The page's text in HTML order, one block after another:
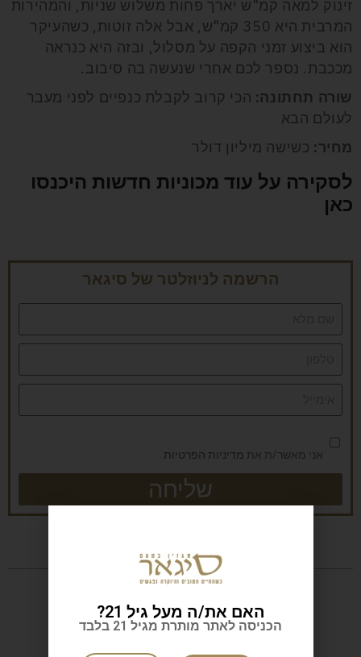
זינוק למאה קמ"ש יארך פחות משלוש שניות, והמהירות
המרבית היא 350 קמ"ש, אבל אלה זוטות, כשהעיקר
הוא ביצוע זמני הקפה על מסלול, ובזה היא כנראה
מככבת. נספר לכם אחרי שנעשה בה סיבוב.
שורה תחתונה: הכי קרוב לקבלת כנפיים לפני מעבר
לעולם הבא
מחיר: כשישה מיליון דולר
לסקירה על עוד מכוניות חדשות היכנסו
כאן
הרשמה לניוזלטר של סיגאר
אני מאשר/ת את מדיניות הפרטיות
שליחה
האם את/ה מעל גיל 21?
הכניסה לאתר מותרת מגיל 21 בלבד